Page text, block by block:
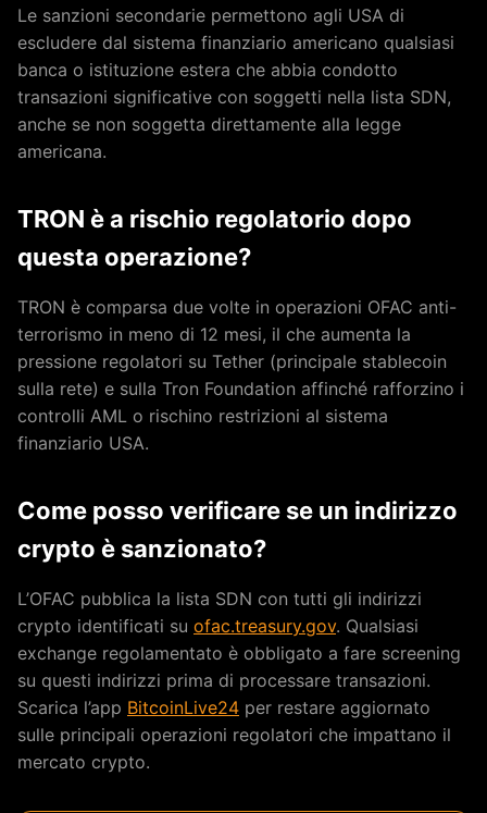
Le sanzioni secondarie permettono agli USA di
escludere dal sistema finanziario americano qualsiasi
banca o istituzione estera che abbia condotto
transazioni significative con soggetti nella lista SDN,
anche se non soggetta direttamente alla legge
americana.
TRON è a rischio regolatorio dopo
questa operazione?
TRON è comparsa due volte in operazioni OFAC anti-
terrorismo in meno di 12 mesi, il che aumenta la
pressione regolatori su Tether (principale stablecoin
sulla rete) e sulla Tron Foundation affinché rafforzino i
controlli AML o rischino restrizioni al sistema
finanziario USA.
Come posso verificare se un indirizzo
crypto è sanzionato?
L’OFAC pubblica la lista SDN con tutti gli indirizzi
crypto identificati su ofac.treasury.gov. Qualsiasi
exchange regolamentato è obbligato a fare screening
su questi indirizzi prima di processare transazioni.
Scarica l’app BitcoinLive24 per restare aggiornato
sulle principali operazioni regolatori che impattano il
mercato crypto.